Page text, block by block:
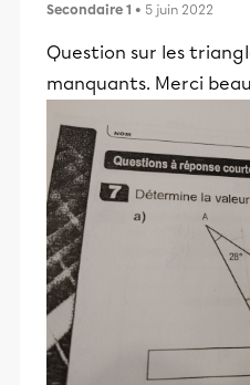
Secondaire 1 • 5 juin 2022
Question sur les
manquants. Merci